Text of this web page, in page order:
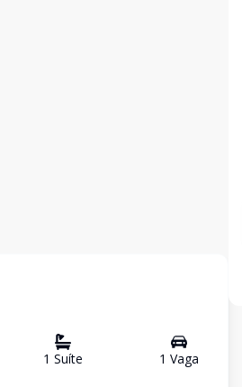
1 Suíte 1 Vaga